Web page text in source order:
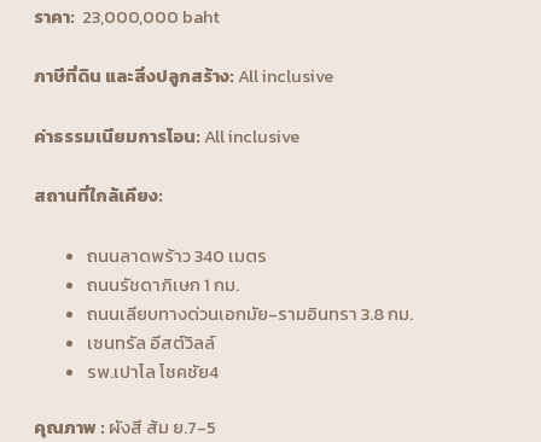
ราคา: 23,000,000 baht
ภาษีที่ดิน และสิ่งปลูกสร้าง: All inclusive
ค่าธรรมเนียมการโอน: All inclusive
สถานที่ใกล้เคียง:
ถนนลาดพร้าว 340 เมตร
ถนนรัชดาภิเษก 1 กม.
ถนนเลียบทางด่วนเอกมัย-รามอินทรา 3.8 กม.
เซนทรัล อีสต์วิลล์
รพ.เปาโล โชคชัย4
คุณภาพ : ผังสี ส้ม ย.7-5